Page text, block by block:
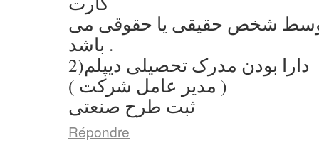
توسط شخص حقیقی یا حقوقی می
باشد .
2)دارا بودن مدرک تحصیلی دیپلم
( مدیر عامل شرکت )
ثبت طرح صنعتی
Répondre